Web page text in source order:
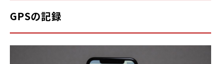
GPSの記録